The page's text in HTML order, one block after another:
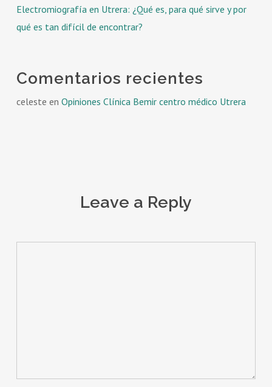
Electromiografía en Utrera: ¿Qué es, para qué sirve y por
qué es tan difícil de encontrar?
Comentarios recientes
celeste en Opiniones Clínica Bemir centro médico Utrera
Leave a Reply